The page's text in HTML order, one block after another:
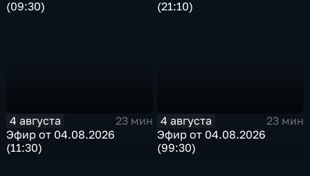
(09:30)
(21:10)
4 августа
23 мин
Эфир от 04.08.2026
(11:30)
4 августа
23 мин
Эфир от 04.08.2026
(99:30)